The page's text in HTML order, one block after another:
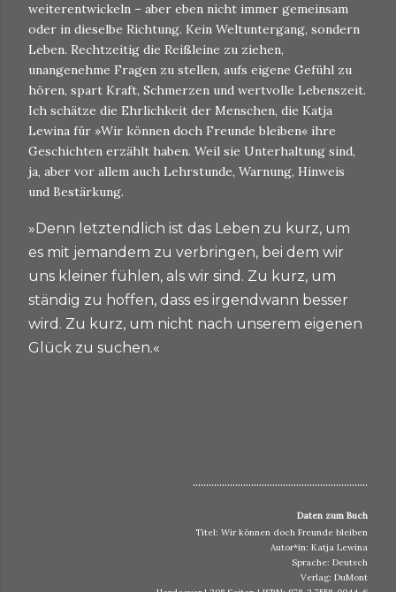
weiterentwickeln – aber eben nicht immer gemeinsam
oder in dieselbe Richtung. Kein Weltuntergang, sondern
Leben. Rechtzeitig die Reißleine zu ziehen,
unangenehme Fragen zu stellen, aufs eigene Gefühl zu
hören, spart Kraft, Schmerzen und wertvolle Lebenszeit.
Ich schätze die Ehrlichkeit der Menschen, die Katja
Lewina für »Wir können doch Freunde bleiben« ihre
Geschichten erzählt haben. Weil sie Unterhaltung sind,
ja, aber vor allem auch Lehrstunde, Warnung, Hinweis
und Bestärkung.
»Denn letztendlich ist das Leben zu kurz, um
es mit jemandem zu verbringen, bei dem wir
uns kleiner fühlen, als wir sind. Zu kurz, um
ständig zu hoffen, dass es irgendwann besser
wird. Zu kurz, um nicht nach unserem eigenen
Glück zu suchen.«
..................................................................
Daten zum Buch
Titel: Wir können doch Freunde bleiben
Autor*in: Katja Lewina
Sprache: Deutsch
Verlag: DuMont